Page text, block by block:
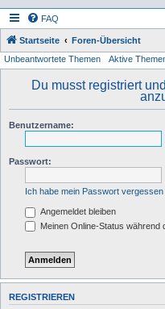
FAQ
Startseite Foren-Übersicht
Unbeantwortete Themen Aktive
Du musst registriert
Benutzername:
Passwort:
Ich habe mein Passwort vergessen
Angemeldet bleiben
Meinen Online-Status während
REGISTRIEREN